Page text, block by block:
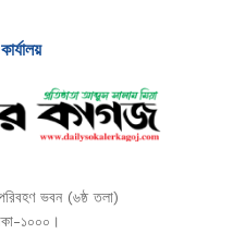
ভবন (৬ষ্ঠ তলা)
১০০০।